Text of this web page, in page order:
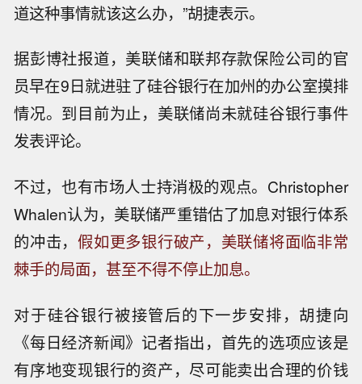
道这种事情就该这么办，”胡捷表示。
据彭博社报道，美联储和联邦存款保险公司的官
员早在9日就进驻了硅谷银行在加州的办公室摸排
情况。到目前为止，美联储尚未就硅谷银行事件
发表评论。
不过，也有市场人士持消极的观点。Christopher
Whalen认为，美联储严重错估了加息对银行体系
的冲击，假如更多银行破产，美联储将面临非常
棘手的局面，甚至不得不停止加息。
对于硅谷银行被接管后的下一步安排，胡捷向
《每日经济新闻》记者指出，首先的选项应该是
有序地变现银行的资产，尽可能卖出合理的价钱